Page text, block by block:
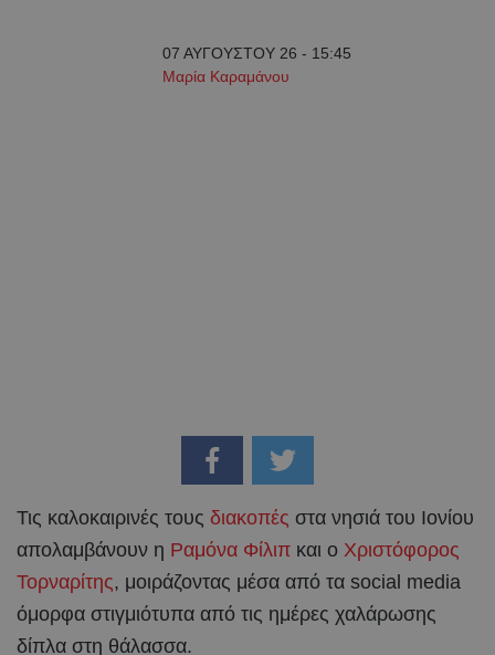
07 ΑΥΓΟΥΣΤΟΥ 26 - 15:45
Μαρία Καραμάνου
Τις καλοκαιρινές τους διακοπές στα νησιά του Ιονίου
απολαμβάνουν η Ραμόνα Φίλιπ και ο Χριστόφορος
Τορναρίτης, μοιράζοντας μέσα από τα social media
όμορφα στιγμιότυπα από τις ημέρες χαλάρωσης
δίπλα στη θάλασσα.